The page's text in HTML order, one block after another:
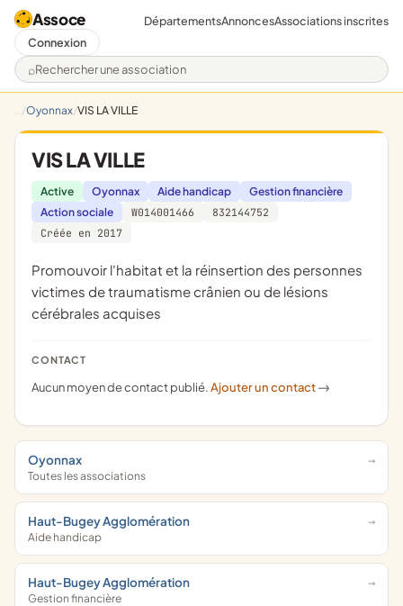
Assoce
Rechercher une association
DépartementsAnnoncesAssociations inscrites
Connexion
Oyonnax VIS LA VILLE
VIS LA VILLE
Active Oyonnax Aide handicap
Gestion financière
Action sociale
W014001466
832144752
Créée en 2017
promouvoir l'habitat et la réinsertion des personnes
victimes de traumatisme crânien ou de lésions
cérébrales acquises
CONTACT
Aucun moyen de contact publié.Ajouter un contact ->
Oyonnax
Toutes les associations
Haut-Bugey Agglomération
Aide handicap
Haut-Bugey Agglomération
Gestion financière